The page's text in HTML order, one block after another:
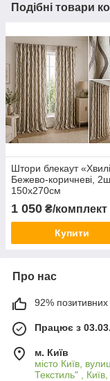
Подібні товари
Штори блекаут
Бежево-коричневі,
150х270см
1 050 ₴/комплект
Купити
Про нас
92% позитивних
Працює з
м. Київ
місто Київ,
Текстиль" , Київ,